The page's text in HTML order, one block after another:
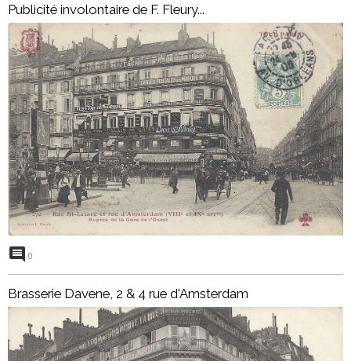
Publicité involontaire de F. Fleury...
0
Brasserie Davene, 2 & 4 rue d'Amsterdam